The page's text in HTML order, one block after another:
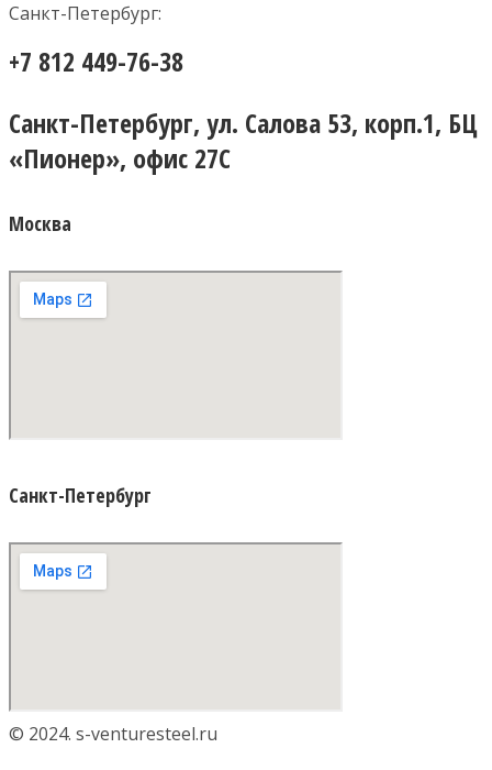
Санкт-Петербург:
+7 812 449-76-38
Санкт-Петербург, ул. Салова 53, корп.1, БЦ
«Пионер», офис 27С
Москва
Санкт-Петербург
© 2024. s-venturesteel.ru